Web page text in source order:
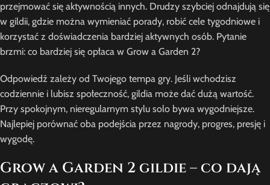
przejmować się aktywnością innych. Drudzy szybciej odnajdują się
w gildii, gdzie można wymieniać porady, robić cele tygodniowe i
korzystać z doświadczenia bardziej aktywnych osób. Pytanie
brzmi: co bardziej się opłaca w Grow a Garden 2?
Odpowiedź zależy od Twojego tempa gry. Jeśli wchodzisz
codziennie i lubisz społeczność, gildia może dać dużą wartość.
Przy spokojnym, nieregularnym stylu solo bywa wygodniejsze.
Najlepiej porównać oba podejścia przez nagrody, progres, presję i
wygodę.
Grow a Garden 2 gildie – co dają